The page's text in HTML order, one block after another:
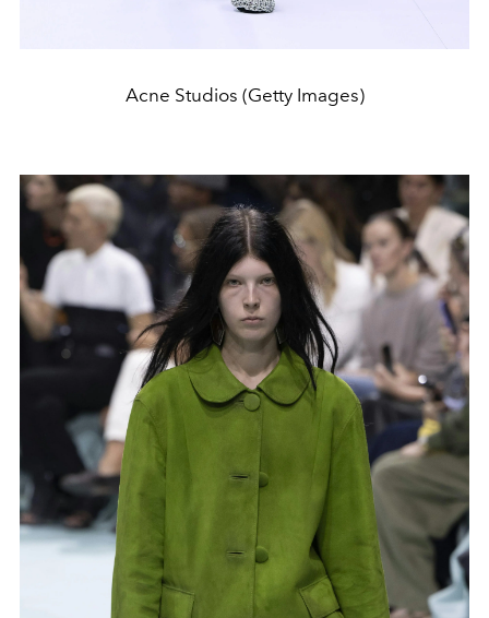
Acne Studios (Getty Images)